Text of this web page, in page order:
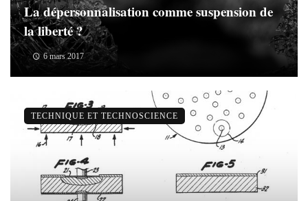
La dépersonnalisation comme suspension de
la liberté ?
6 mars 2017
TECHNIQUE ET TECHNOSCIENCE